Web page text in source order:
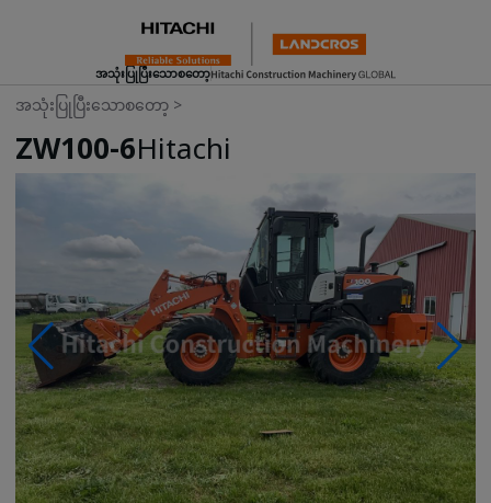
အသုံးပြုပြီးသောစတော့
အသုံးပြုပြီးသောစတော့ >
ZW100-6Hitachi